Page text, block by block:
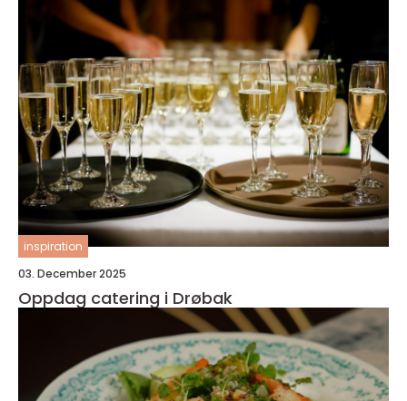
inspiration
03. December 2025
Oppdag catering i Drøbak